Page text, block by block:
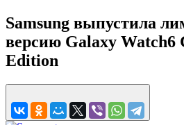
Samsung выпустила
версию Galaxy Watch6
Edition